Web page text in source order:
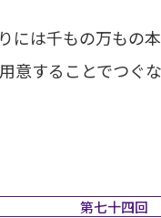
には千もの万もの
することでつぐな
第七十四回